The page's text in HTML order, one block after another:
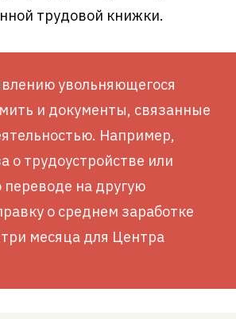
трудовой книжки.
увольняющегося
и документы, связанные
Например,
о трудоустройстве или
переводе на другую
о среднем заработке
месяца для Центра